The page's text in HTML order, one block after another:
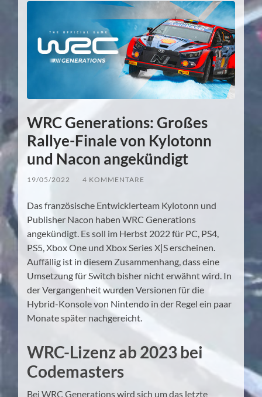
WRC Generations: Großes
Rallye-Finale von Kylotonn
und Nacon angekündigt
19/05/2022 4 KOMMENTARE
Das französische Entwicklerteam Kylotonn und
Publisher Nacon haben WRC Generations
angekündigt. Es soll im Herbst 2022 für PC, PS4,
PS5, Xbox One und Xbox Series X|S erscheinen.
Auffällig ist in diesem Zusammenhang, dass eine
Umsetzung für Switch bisher nicht erwähnt wird. In
der Vergangenheit wurden Versionen für die
Hybrid-Konsole von Nintendo in der Regel ein paar
Monate später nachgereicht.
WRC-Lizenz ab 2023 bei
Codemasters
Bei WRC Generations wird sich um das letzte